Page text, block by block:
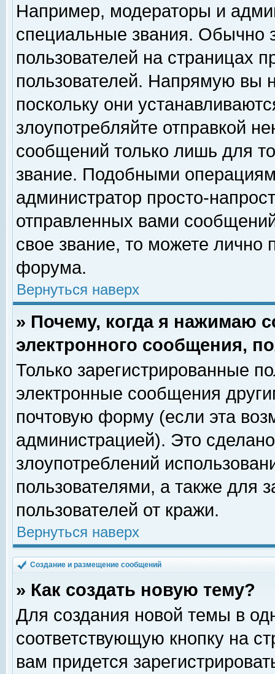
Например, модераторы и
специальные звания. Обычно
пользователей на страницах
пользователей. Напрямую вы
поскольку они
злоупотребляйте отправкой
сообщений только лишь для
звание. Подобными
администратор просто-
отправленных вами
свое звание, то можете лично
форума.
Вернуться наверх
» Почему, когда я нажимаю
электронного сообщения,
Только зарегистрированные
электронные сообщения
почтовую форму (если эта
администрацией). Это
злоупотреблений
пользователями, а также для
пользователей от кражи.
Вернуться наверх
Создание и размещение сообщений
» Как создать новую тему?
Для создания новой темы в
соответствующую кнопку на
вам придется